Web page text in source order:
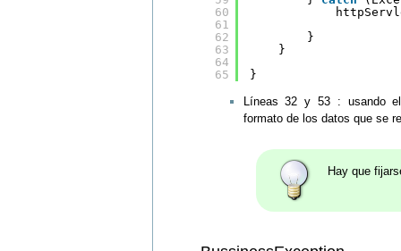
60
61
62
63
64
65
}
}
}
Líneas 32 y 53 : usando
formato de los datos que se
Hay que